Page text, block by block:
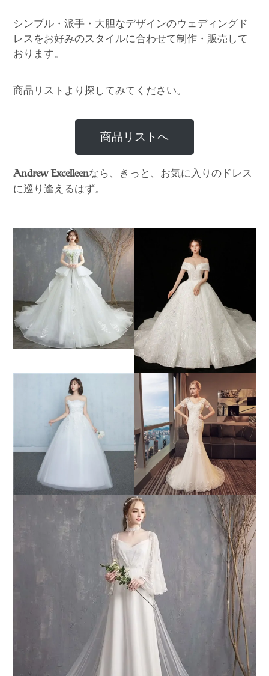
シンプル・派手・大胆なデザインのウェディングド
レスをお好みのスタイルに合わせて制作・販売して
おります。
商品リストより探してみてください。
商品リストへ
Andrew Excelleenなら、きっと、お気に入りのドレス
に巡り逢えるはず。